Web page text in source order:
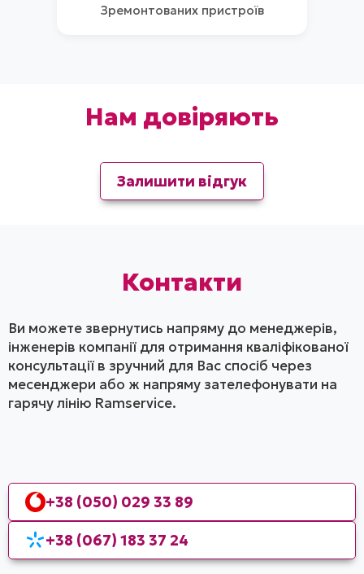
Зремонтованих пристроїв
Нам довіряють
Залишити відгук
Контакти
Ви можете звернутись напряму до менеджерів,
інженерів компанії для отримання кваліфікованої
консультації в зручний для Вас спосіб через
месенджери або ж напряму зателефонувати на
гарячу лінію Ramservice.
+38 (050) 029 33 89
+38 (067) 183 37 24